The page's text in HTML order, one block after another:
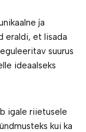
ja
eraldi, et lisada
suurus
ideaalseks
igale riietusele
kui ka